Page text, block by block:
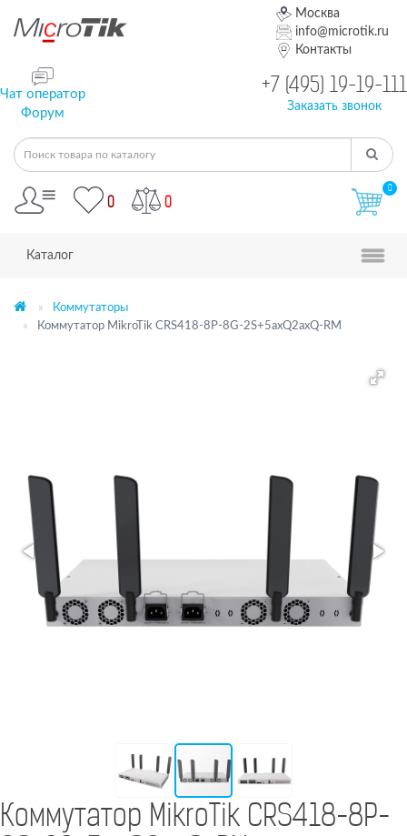
Москва
info@microtik.ru
Контакты
Чат оператор
Форум
+7 (495) 19-19-111
Заказать звонок
0 0
0
Каталог
Коммутаторы
Коммутатор MikroTik CRS418-8P-8G-2S+5axQ2axQ-RM
Коммутатор MikroTik CRS418-8P-